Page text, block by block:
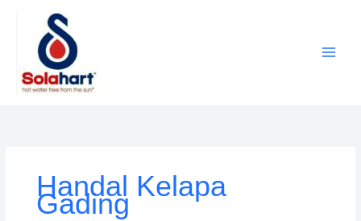
Handal Kelapa
Gading